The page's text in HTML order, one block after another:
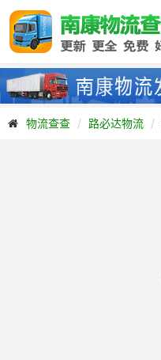
物流查查 路必达物流